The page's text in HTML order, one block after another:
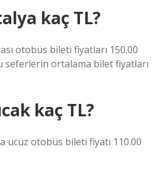
kaç TL?
otobüs bileti fiyatları 150.00
seferlerin ortalama bilet fiyatları
kaç TL?
ucuz otobüs bileti fiyatı 110.00